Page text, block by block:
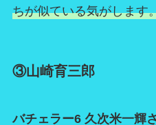
ちが似ている気がします
③山崎育三郎
バチェラー6 久次米一輝